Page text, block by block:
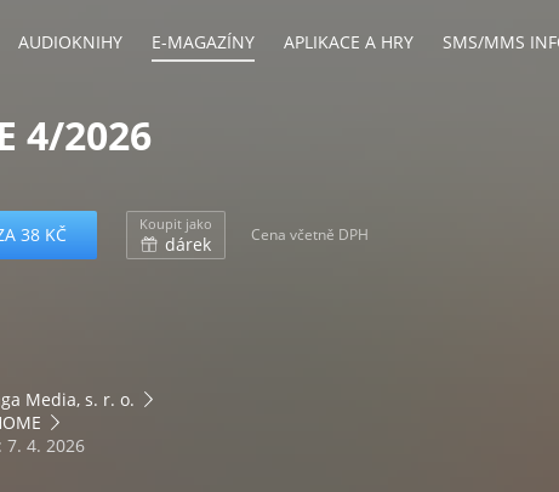
AUDIOKNIHY E-MAGAZÍNY APLIKACE A HRY SMS/MMS
4/2026
38 KČ Koupit jako
dárek Cena včetně DPH
Media, s. r. o.
7. 4. 2026